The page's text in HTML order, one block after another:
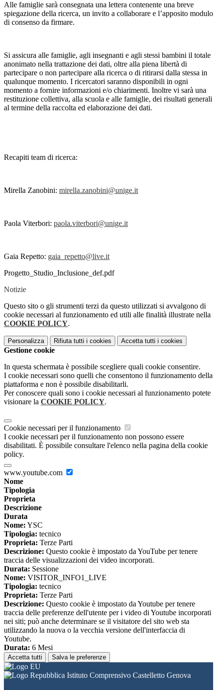
Alle famiglie sarà consegnata una lettera contenente una breve
spiegazione della ricerca, un invito a collaborare e l’apposito modulo
di consenso da firmare.
Si assicura alle famiglie, agli insegnanti e agli stessi bambini il totale
anonimato nella trattazione dei dati, oltre alla piena libertà di
partecipare o non partecipare alla ricerca o di ritirarsi dalla stessa in
qualunque momento. I ricercatori saranno disponibili in ogni
momento a fornire informazioni e/o chiarimenti. Inoltre vi sarà una
restituzione collettiva, alla scuola e alle famiglie, dei risultati generali
al termine della raccolta ed elaborazione dei dati.
Recapiti team di ricerca:
Mirella Zanobini: mirella.zanobini@unige.it
Paola Viterbori: paola.viterbori@unige.it
Gaia Repetto: gaia_repetto@live.it
Progetto_Studio_Inclusione_def.pdf
Notizie
Questo sito o gli strumenti terzi da questo utilizzati si avvalgono di
cookie necessari al funzionamento ed utili alle finalità illustrate nella
COOKIE POLICY.
Personalizza Rifiuta tutti i cookies Accetta tutti i cookies
Gestione cookie
In questa schermata è possibile scegliere quali cookie consentire.
I cookie necessari sono quelli che consentono il funzionamento della
piattaforma e non è possibile disabilitarli.
Per conoscere quali sono i cookie necessari al funzionamento potete
visionare la COOKIE POLICY.
Cookie necessari per il funzionamento
I cookie necessari per il funzionamento non possono essere
disabilitati. È possibile consultare l'elenco nella pagina della cookie
policy.
www.youtube.com
Nome
Tipologia
Proprieta
Descrizione
Durata
Nome: YSC
Tipologia: tecnico
Proprieta: Terze Parti
Descrizione: Questo cookie è impostato da YouTube per tenere
traccia delle visualizzazioni dei video incorporati.
Durata: Sessione
Nome: VISITOR_INFO1_LIVE
Tipologia: tecnico
Proprieta: Terze Parti
Descrizione: Questo cookie è impostato da Youtube per tenere
traccia delle preferenze dell'utente per i video di Youtube incorporati
nei siti; può anche determinare se il visitatore del sito web sta
utilizzando la nuova o la vecchia versione dell'interfaccia di
Youtube.
Durata: 6 Mesi
Accetta tutti Salva le preferenze
Istituto Comprensivo Castelletto Genova